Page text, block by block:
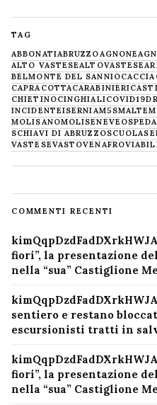
TAG
ABBONATIABRUZZOAGNONE
ALTO VASTESEALTOVASTESE
BELMONTE DEL SANNIOCACCIA
CAPRACOTTACARABINIERI
CHIETINOCINGHIALICOVID19
INCIDENTEISERNIAM5S
MOLISANOMOLISENEVE
SCHIAVI DI ABRUZZOSCUOLA
VASTESEVASTOVENAFRO
COMMENTI RECENTI
fiori”, la presentazione
nella “sua” Castiglione
sentiero e restano
escursionisti tratti in
fiori”, la presentazione
nella “sua” Castiglione